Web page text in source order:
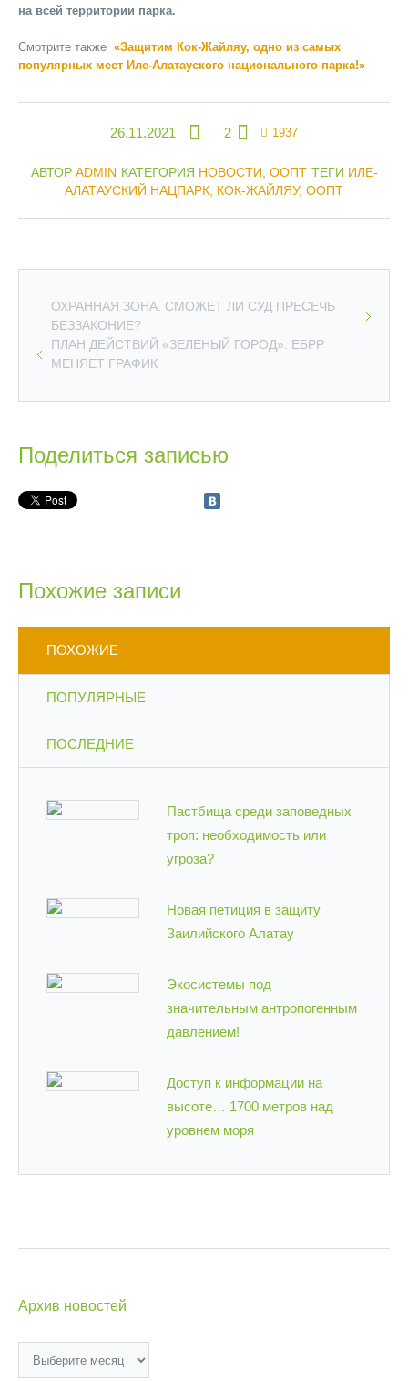
на всей территории парка.
Смотрите также «Защитим Кок-Жайляу, одно из самых
популярных мест Иле-Алатауского национального парка!»
26.11.2021 2 1937
АВТОР ADMIN КАТЕГОРИЯ НОВОСТИ ООПТ ТЕГИ ИЛЕ-
АЛАТАУСКИЙ НАЦПАРК КОК-ЖАЙЛЯУ, ООПТ
ОХРАННАЯ ЗОНА. СМОЖЕТ ЛИ СУД ПРЕСЕЧЬ
БЕЗЗАКОНИЕ?
ПЛАН ДЕЙСТВИЙ «ЗЕЛЕНЫЙ ГОРОД»: ЕБРР
МЕНЯЕТ ГРАФИК
Поделиться записью
Похожие записи
ПОХОЖИЕ
ПОПУЛЯРНЫЕ
ПОСЛЕДНИЕ
Пастбища среди заповедных
троп: необходимость или
угроза?
Новая петиция в защиту
Заилийского Алатау
Экосистемы под
значительным антропогенным
давлением!
Доступ к информации на
высоте… 1700 метров над
уровнем моря
Архив новостей
новостей